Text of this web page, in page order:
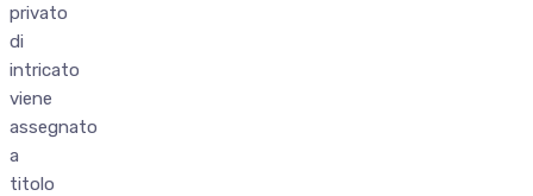
privato
di
intricato
viene
assegnato
a
titolo